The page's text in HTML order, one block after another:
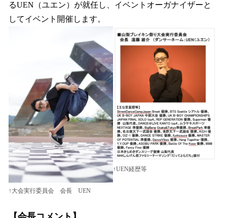
るUEN（ユエン）が就任し、イベントオーガナイザーと
してイベント開催します。
↑大会実行委員会 会長 UEN
↑UEN経歴等